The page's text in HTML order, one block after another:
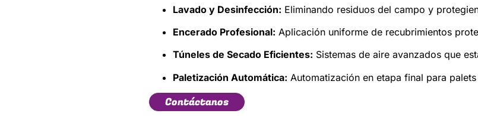
Lavado y Desinfección: Eliminando residuos del campo y
Encerado Profesional: Aplicación uniforme de recubrimientos
Túneles de Secado Eficientes: Sistemas de aire avanzados que
Paletización Automática: Automatización en etapa final para
Contáctanos